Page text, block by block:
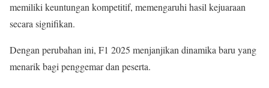
memiliki keuntungan kompetitif, memengaruhi hasil kejuaraan
secara signifikan.
Dengan perubahan ini, F1 2025 menjanjikan dinamika baru yang
menarik bagi penggemar dan peserta.